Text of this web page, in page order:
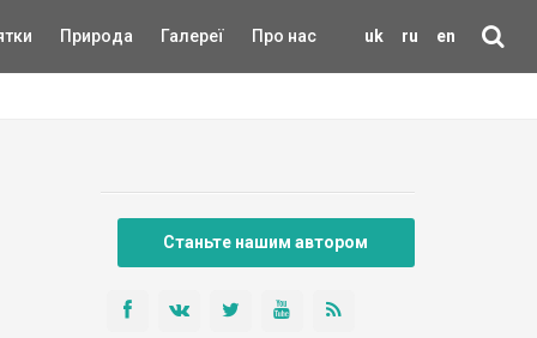
uk ru en
Природа Галереї Про нас
Станьте нашим автором